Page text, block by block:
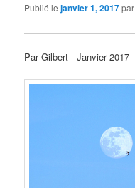
Publié lejanvier 1, 2017par
Par Gilbert− Janvier 2017